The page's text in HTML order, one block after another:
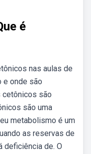
é
nas aulas de
e onde são
cetônicos são
são uma
metabolismo é um
as reservas de
deficiência de. O